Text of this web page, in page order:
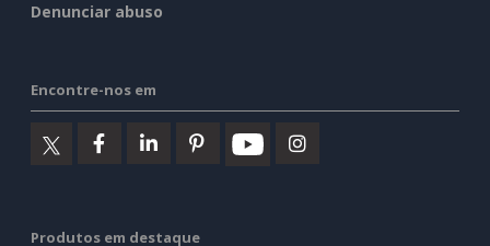
Denunciar abuso
Encontre-nos em
Produtos em destaque